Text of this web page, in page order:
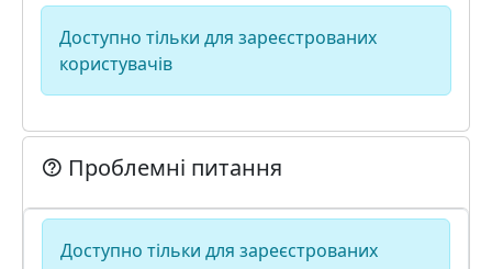
Доступно тільки для зареєстрованих
користувачів
Проблемні питання
Доступно тільки для зареєстрованих